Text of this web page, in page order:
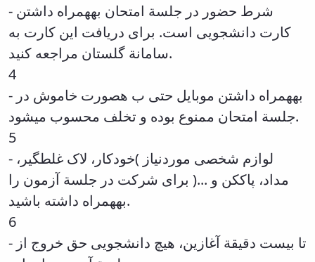
Educational
Deputy
Dean
for
Deputy
Studies
of
Comparative
Linguistic
Research
Social
Studies
Quran
(JSQS)
Bi-
Quarterly
Prayer
- شرط حضور در جلسة امتحان بههمراه داشتن
کارت دانشجویی است. برای دریافت این کارت به
سامانة گلستان مراجعه کنید.
4
- بههمراه داشتن موبایل حتی ب هصورت خاموش در
جلسة امتحان ممنوع بوده و تخلف محسوب میشود.
5
- لوازم شخصی موردنیاز )خودکار، لاک غلطگیر،
مداد، پاککن و ...( برای شرکت در جلسة آزمون را
بههمراه داشته باشید.
6
- تا بیست دقیقة آغازین، هیچ دانشجویی حق خروج از